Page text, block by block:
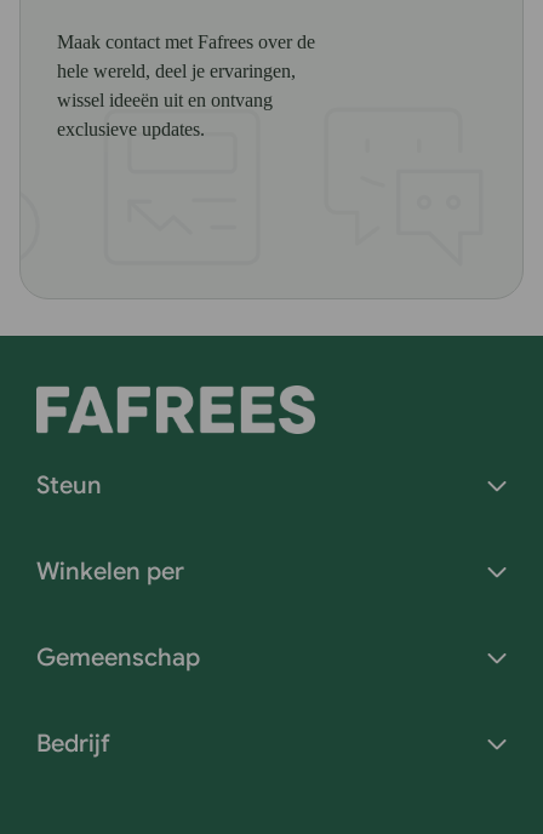
Maak contact met Fafrees over de
hele wereld, deel je ervaringen,
wissel ideeën uit en ontvang
exclusieve updates.
Steun
Winkelen per
Gemeenschap
Bedrijf